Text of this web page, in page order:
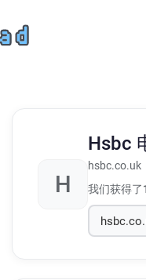
H
Hsbc
hsbc.co.uk
我们获得了